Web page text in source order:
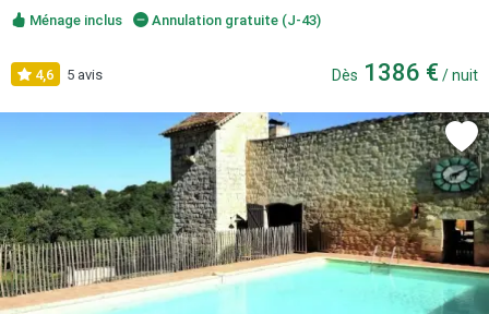
Ménage inclus Annulation gratuite (J-43)
4,6 5 avis Dès 1386 € / nuit